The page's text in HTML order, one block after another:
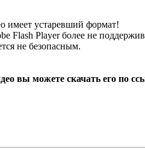
имеет устаревший формат!
Flash Player более не
не безопасным.
вы можете скачать его по